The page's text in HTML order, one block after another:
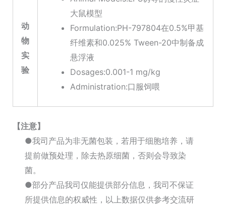
动
物
实
验
大鼠模型
Formulation:PH-797804在0.5%甲基
纤维素和0.025% Tween-20中制备成
悬浮液
Dosages:0.001-1 mg/kg
Administration:口服饲喂
【注意】
●我司产品为非无菌包装，若用于细胞培养，请
提前做预处理，除去热原细菌，否则会导致染
菌。
●部分产品我司仅能提供部分信息，我司不保证
所提供信息的权威性，以上数据仅供参考交流研